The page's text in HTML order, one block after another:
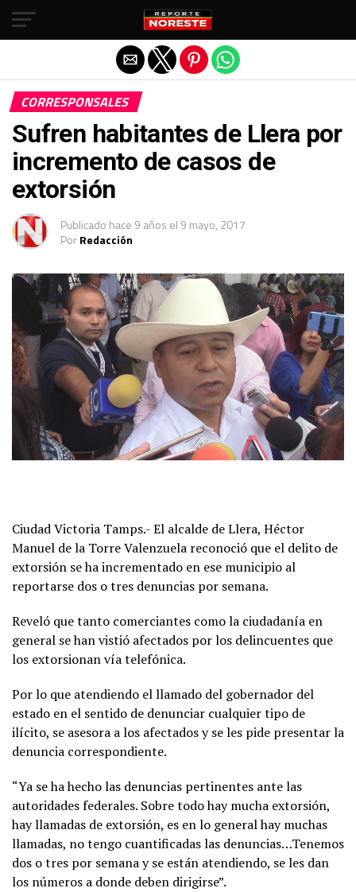
CORRESPONSALES
Sufren habitantes de Llera por
incremento de casos de
extorsión
Publicado hace 9 años el 9 mayo, 2017
PorRedacción
Ciudad Victoria Tamps.- El alcalde de Llera, Héctor
Manuel de la Torre Valenzuela reconoció que el delito de
extorsión se ha incrementado en ese municipio al
reportarse dos o tres denuncias por semana.
Reveló que tanto comerciantes como la ciudadanía en
general se han vistió afectados por los delincuentes que
los extorsionan vía telefónica.
Por lo que atendiendo el llamado del gobernador del
estado en el sentido de denunciar cualquier tipo de
ilícito, se asesora a los afectados y se les pide presentar la
denuncia correspondiente.
“Ya se ha hecho las denuncias pertinentes ante las
autoridades federales. Sobre todo hay mucha extorsión,
hay llamadas de extorsión, es en lo general hay muchas
llamadas, no tengo cuantificadas las denuncias…Tenemos
dos o tres por semana y se están atendiendo, se les dan
los números a donde deben dirigirse”.
Salir de la versión móvil